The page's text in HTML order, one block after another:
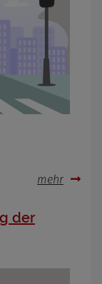
mehr
der